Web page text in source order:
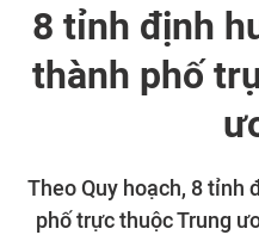
8 tỉnh định
thành phố
Theo Quy hoạch, 8 tỉnh
phố trực thuộc Trung